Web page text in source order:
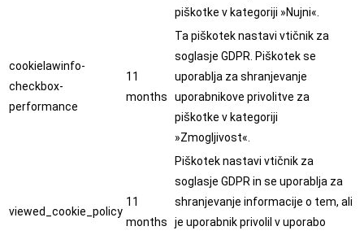
piškotke v kategoriji »Nujni«.
cookielawinfo-
checkbox-
performance
11
months
Ta piškotek nastavi vtičnik za
soglasje GDPR. Piškotek se
uporablja za shranjevanje
uporabnikove privolitve za
piškotke v kategoriji
»Zmogljivost«.
viewed_cookie_policy
11
months
Piškotek nastavi vtičnik za
soglasje GDPR in se uporablja za
shranjevanje informacije o tem, ali
je uporabnik privolil v uporabo